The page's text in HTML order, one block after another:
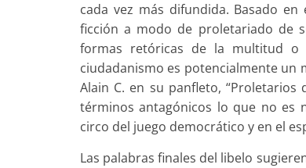
cada vez más difundida. Basado
ficción a modo de proletariado de
formas retóricas de la multitud o
ciudadanismo es potencialmente
Alain C. en su panfleto,
términos antagónicos lo que no es
circo del juego democrático y en el
Las palabras finales del libelo